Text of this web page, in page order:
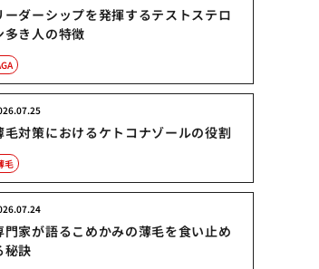
ーダーシップを発揮するテストステロ
多き人の特徴
毛対策におけるケトコナゾールの役割
毛
門家が語るこめかみの薄毛を食い止め
秘訣